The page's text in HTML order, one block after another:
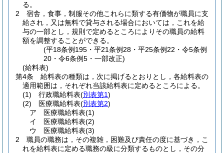
る。
2
宿舎，食事，制服その他これらに類する有価物が職員に支
給され，又は無料で貸与される場合においては，これを給
与の一部とし，規則で定めるところによりその職員の給料
額を調整することができる。
(平18条例195・平21条例28・平25条例22・令5条例
20・令6条例5・一部改正)
(給料表)
第4条
給料表の種類は，次に掲げるとおりとし，各給料表の
適用範囲は，それぞれ当該給料表に定めるところによる。
(1)
行政職給料表(別表第1)
(2)
医療職給料表(別表第2)
ア
医療職給料表(1)
イ
医療職給料表(2)
ウ
医療職給料表(3)
2
職員の職務は，その複雑，困難及び責任の度に基づき，こ
れを給料表に定める職務の級に分類するものとし，その分